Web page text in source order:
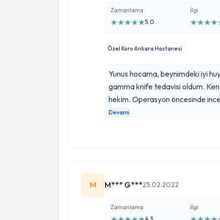
Zamanlama
★★★★★5.0
İlgi
★★★★
Özel Koru Ankara Hastanesi
Yunus hocama, beynimdeki iyi
gamma knife tedavisi oldum.
hekim. Operasyon öncesinde
tüm detayları anlatır, operasyon
tedavide son derece güven
Devamı
M M*** G***25.02.2022
Zamanlama İlgi